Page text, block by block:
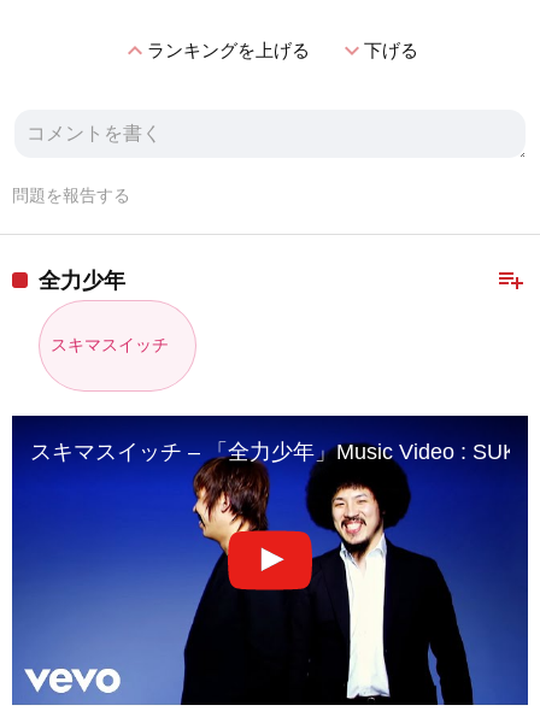
expand_lessランキングを上げる expand_more下げる
問題を報告する
playlist_add
全力少年
スキマスイッチ
スキマスイッチ – 「全力少年」Music Video :